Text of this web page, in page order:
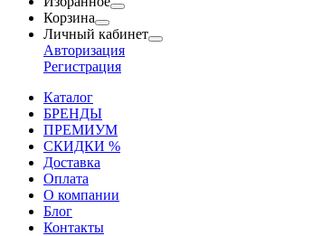
Корзина
Личный кабинет
Авторизация
Регистрация
Каталог
БРЕНДЫ
ПРЕМИУМ
СКИДКИ %
Доставка
Оплата
О компании
Блог
Контакты